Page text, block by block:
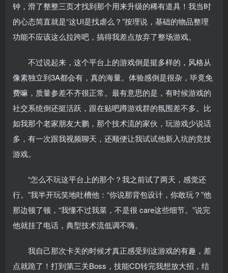
钟，滑了整整三页才找到那个用来升级的稀有道具！我当时
的心态简直就是“这UI是找虐么？”按理说，基础的物品整理
功能不应该这么拉跨吧，搞得我差点放弃了整场游戏。
不过说起来，这个平台上的游戏倒是挺多样的，风格从
像素独立到3A都会有，真的海量。体验感倒是很杂，毕竟免
费嘛，质量参差不齐很正常。最有意思的是，有时候游戏的
社交系统倒还挺活跃，跟在贴吧蹲游戏群的氛围差不多。比
如我那个老家朋友大鹏，那个技术流的家伙，玩游戏少说话
多，有一次跟我视频聊天，还顺便让我试试他新入坑的竞技
游戏。
“怎么不玩这平台上的那个？我之前试了两天，感觉还
行。”我半开玩笑地吐槽他：“你说那背包设计，你敢玩？”他
那边顿了顿，“我懂不过我菜，不是很 care这些细节。”说完
他就挂了电话，典型技术流低调不嗨。
我自己那次卡关的时候才真正感受到这游戏的有趣，差
点就跪了！打到第三关Boss，技能CD转完我想放大招，结